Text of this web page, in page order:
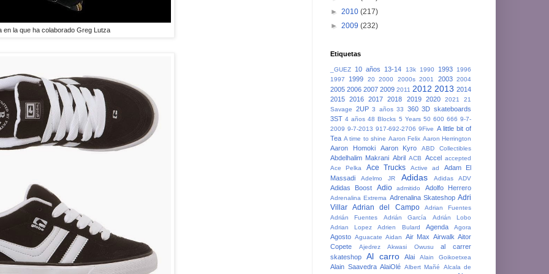
en la que ha colaborado Greg Lutza
► 2010 (217)
► 2009 (232)
Etiquetas
_GUEZ 10 años 13-14 13k 1990 1993
1996
1997
1999 20 2000 2000s 2001 2003 2004
2005 2006 2007 2009 2011 2012 2013 2014
2015 2016 2017 2018 2019 2020 2021
21
Savage
2UP 3 años 33 360 3D skateboards
3ST 4 años 48 Blocks 5 Years 50 600 666 9-7-
2009 9-7-2013 917-692-2706 9Five A little bit of
Tea A time to shine Aaron Felix Aaron Herrington
Aaron Homoki Aaron Kyro ABD Collectibles
Abdelhalim Makrani Abril ACB Accel accepted
Ace Pelka
Ace Trucks Active ad
Adam El
Massadi
Adelmo JR Adidas Adidas ADV
Adidas Boost Adio admitido Adolfo Herrero
Adrenalina Extrema Adrenalina Skateshop Adri
Villar Adrian del Campo
Adrian Fuentes
Adrián Fuentes
Adrián García
Adrián Lobo
Adrian Lopez
Adrien Bulard Agenda Agora
Agosto Aguacate Aidan Air Max Airwalk Aitor
Copete
Ajedrez Akwasi Owusu
al carrer
skateshop
Al carro Alai Alain Goikoetxea
Alain Saavedra AlaiOlé Albert Mañé
Alcala de